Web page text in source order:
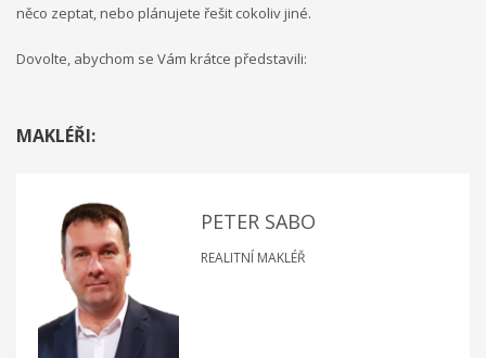
něco zeptat, nebo plánujete řešit cokoliv jiné.
Dovolte, abychom se Vám krátce představili:
MAKLÉŘI:
PETER SABO
REALITNÍ MAKLÉŘ